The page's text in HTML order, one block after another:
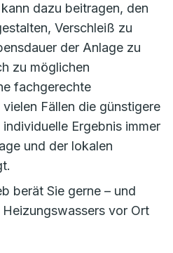
dazu beitragen, den
Verschleiß zu
der Anlage zu
zu möglichen
fachgerechte
Fällen die günstigere
Ergebnis immer
und der lokalen
berät Sie gerne – und
vor Ort